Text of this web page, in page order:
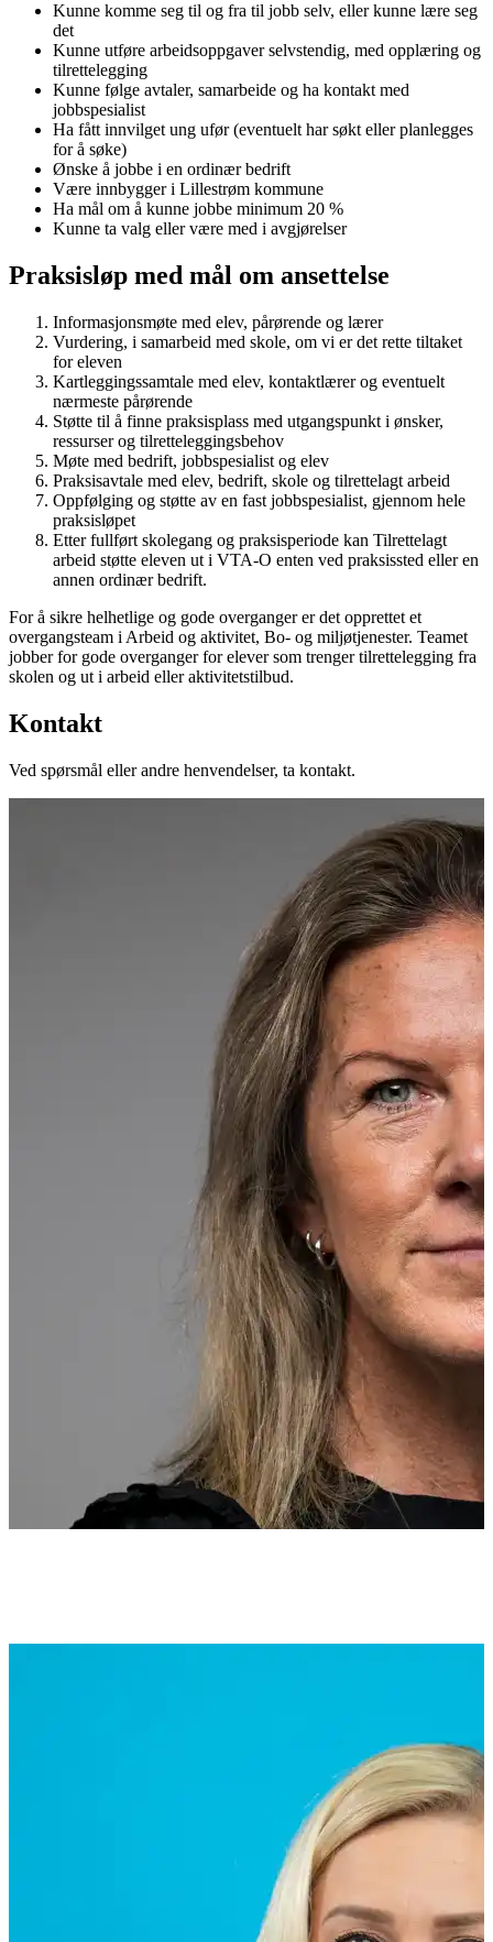
Kunne komme seg til og fra til jobb selv, eller kunne lære seg
det
Kunne utføre arbeidsoppgaver selvstendig, med opplæring og
tilrettelegging
Kunne følge avtaler, samarbeide og ha kontakt med
jobbspesialist
Ha fått innvilget ung ufør (eventuelt har søkt eller planlegges
for å søke)
Ønske å jobbe i en ordinær bedrift
Være innbygger i Lillestrøm kommune
Ha mål om å kunne jobbe minimum 20 %
Kunne ta valg eller være med i avgjørelser
Praksisløp med mål om ansettelse
Informasjonsmøte med elev, pårørende og lærer
Vurdering, i samarbeid med skole, om vi er det rette tiltaket
for eleven
Kartleggingssamtale med elev, kontaktlærer og eventuelt
nærmeste pårørende
Støtte til å finne praksisplass med utgangspunkt i ønsker,
ressurser og tilretteleggingsbehov
Møte med bedrift, jobbspesialist og elev
Praksisavtale med elev, bedrift, skole og tilrettelagt arbeid
Oppfølging og støtte av en fast jobbspesialist, gjennom hele
praksisløpet
Etter fullført skolegang og praksisperiode kan Tilrettelagt
arbeid støtte eleven ut i VTA-O enten ved praksissted eller en
annen ordinær bedrift.
For å sikre helhetlige og gode overganger er det opprettet et
overgangsteam i Arbeid og aktivitet, Bo- og miljøtjenester. Teamet
jobber for gode overganger for elever som trenger tilrettelegging fra
skolen og ut i arbeid eller aktivitetstilbud.
Kontakt
Ved spørsmål eller andre henvendelser, ta kontakt.